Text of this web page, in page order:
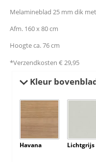
Melamineblad 25 mm dik
Afm. 160 x 80 cm
Hoogte ca. 76 cm
*Verzendkosten € 29,95
Kleur
Havana Lichtgrijs